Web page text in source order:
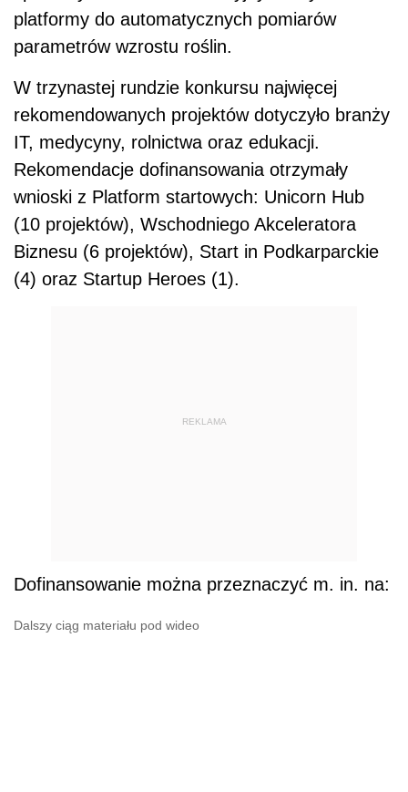
platformy do automatycznych pomiarów
parametrów wzrostu roślin.
W trzynastej rundzie konkursu najwięcej
rekomendowanych projektów dotyczyło branży
IT, medycyny, rolnictwa oraz edukacji.
Rekomendacje dofinansowania otrzymały
wnioski z Platform startowych: Unicorn Hub
(10 projektów), Wschodniego Akceleratora
Biznesu (6 projektów), Start in Podkarparckie
(4) oraz Startup Heroes (1).
REKLAMA
Dofinansowanie można przeznaczyć m. in. na:
Dalszy ciąg materiału pod wideo